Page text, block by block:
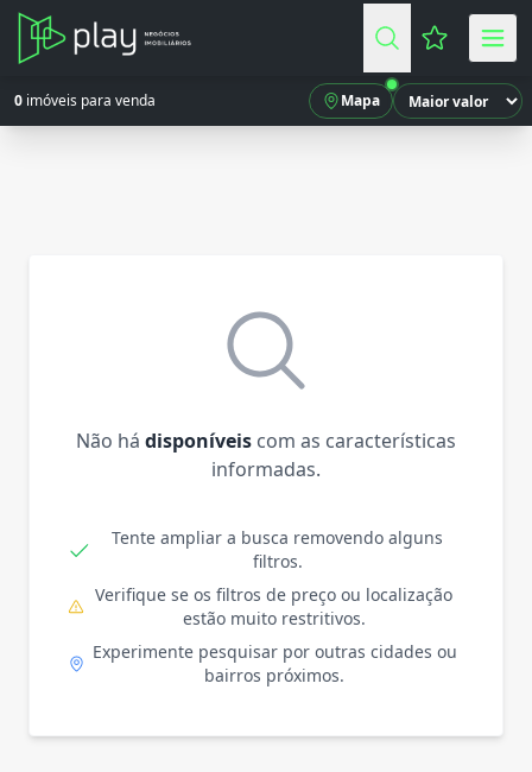
Favoritos
0 imóveis para venda Mapa
Não há disponíveis com as características
informadas.
Tente ampliar a busca removendo alguns
filtros.
Verifique se os filtros de preço ou localização
estão muito restritivos.
Experimente pesquisar por outras cidades ou
bairros próximos.